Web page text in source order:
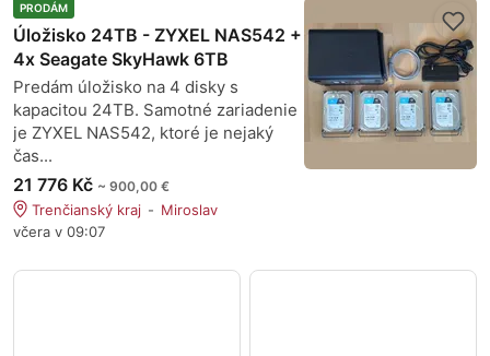
PRODÁM
Úložisko 24TB - ZYXEL NAS542 +
4x Seagate SkyHawk 6TB
Predám úložisko na 4 disky s
kapacitou 24TB. Samotné zariadenie
je ZYXEL NAS542, ktoré je nejaký
čas...
21 776 Kč ~ 900,00 €
Trenčianský kraj
Miroslav
včera v 09:07